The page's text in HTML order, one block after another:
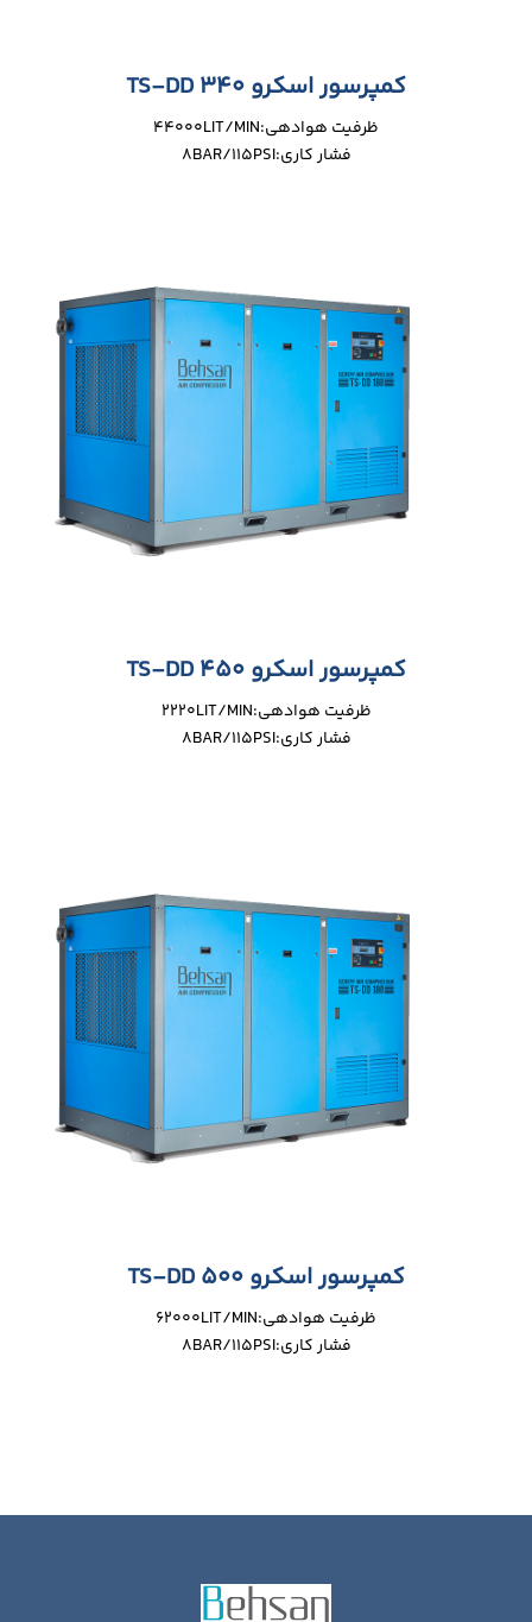
کمپرسور اسکرو TS-DD 340
ظرفیت هوادهی:44000LIT/MIN
فشار کاری:8BAR/115PSI
کمپرسور اسکرو TS-DD 450
ظرفیت هوادهی:2220LIT/MIN
فشار کاری:8BAR/115PSI
کمپرسور اسکرو TS-DD 500
ظرفیت هوادهی:62000LIT/MIN
فشار کاری:8BAR/115PSI